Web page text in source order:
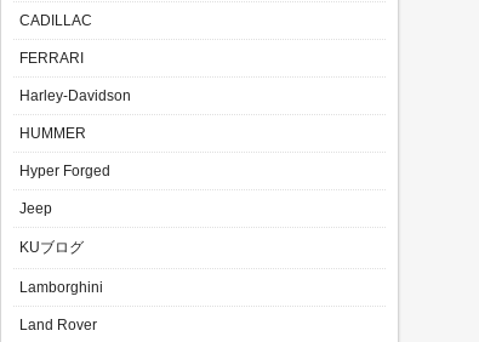
CADILLAC
FERRARI
Harley-Davidson
HUMMER
Hyper Forged
Jeep
KUブログ
Lamborghini
Land Rover